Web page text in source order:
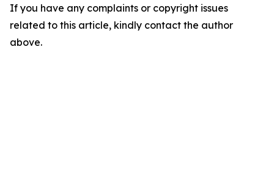
If you have any complaints or copyright issues
related to this article, kindly contact the author
above.